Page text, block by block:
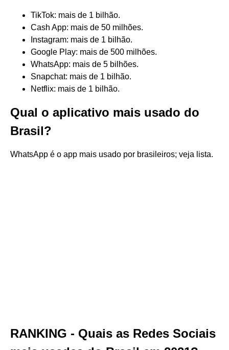
TikTok: mais de 1 bilhão.
Cash App: mais de 50 milhões.
Instagram: mais de 1 bilhão.
Google Play: mais de 500 milhões.
WhatsApp: mais de 5 bilhões.
Snapchat: mais de 1 bilhão.
Netflix: mais de 1 bilhão.
Qual o aplicativo mais usado do
Brasil?
WhatsApp é o app mais usado por brasileiros; veja lista.
RANKING - Quais as Redes Sociais